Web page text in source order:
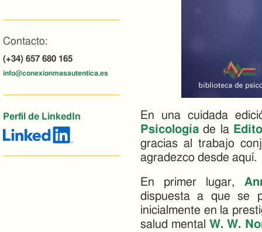
Contacto:
(+34) 657 680 165
info@conexionmasautentica.es
Perfil de LinkedIn
En una cuidada
Psicología de la
gracias al trabajo
agradezco desde aquí.
En primer lugar,
dispuesta a que se
inicialmente en la
salud mental W. W.